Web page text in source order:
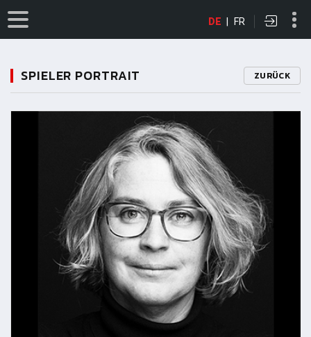
DE | FR
SPIELER PORTRAIT ZURÜCK